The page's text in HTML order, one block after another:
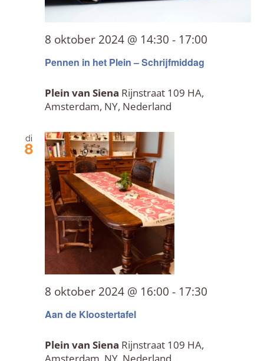
Pennen in het Plein – Schrijfmiddag
8 oktober 2024 @ 14:30 - 17:00
Plein van Siena Rijnstraat 109 HA,
Amsterdam, NY, Nederland
di
8
Aan de Kloostertafel
8 oktober 2024 @ 16:00 - 17:30
Plein van Siena Rijnstraat 109 HA,